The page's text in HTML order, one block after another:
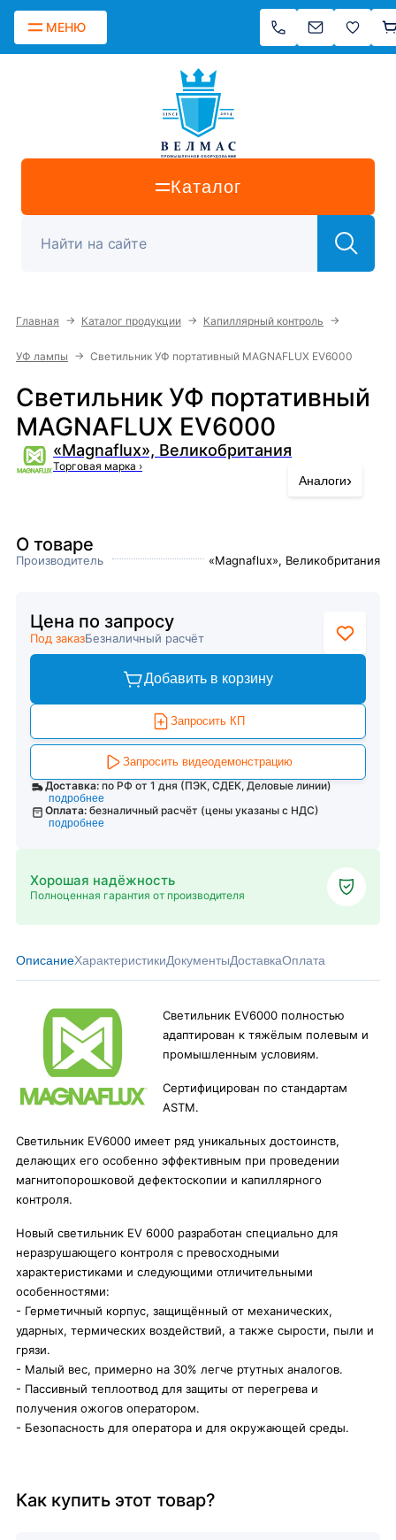
МЕНЮ
Каталог
Главная → Каталог продукции → Капиллярный контроль →
УФ лампы → Светильник УФ портативный MAGNAFLUX EV6000
Светильник УФ портативный
MAGNAFLUX EV6000
«Magnaflux», Великобритания
Торговая марка ›
Аналоги›
О товаре
Производитель «Magnaflux», Великобритания
Цена по запросу
Под заказБезналичный расчёт
Добавить в корзину
Запросить КП
Запросить видеодемонстрацию
Доставка: по РФ от 1 дня (ПЭК, СДЕК, Деловые линии)
подробнее
Оплата: безналичный расчёт (цены указаны с НДС)
подробнее
Хорошая надёжность
Полноценная гарантия от производителя
ОписаниеХарактеристикиДокументыДоставкаОплата
Светильник EV6000 полностью
адаптирован к тяжёлым полевым и
промышленным условиям.
Сертифицирован по стандартам
ASTM.
Светильник EV6000 имеет ряд уникальных достоинств,
делающих его особенно эффективным при проведении
магнитопорошковой дефектоскопии и капиллярного
контроля.
Новый светильник EV 6000 разработан специально для
неразрушающего контроля с превосходными
характеристиками и следующими отличительными
особенностями:
- Герметичный корпус, защищённый от механических,
ударных, термических воздействий, а также сырости, пыли и
грязи.
- Малый вес, примерно на 30% легче ртутных аналогов.
- Пассивный теплоотвод для защиты от перегрева и
получения ожогов оператором.
- Безопасность для оператора и для окружающей среды.
Как купить этот товар?